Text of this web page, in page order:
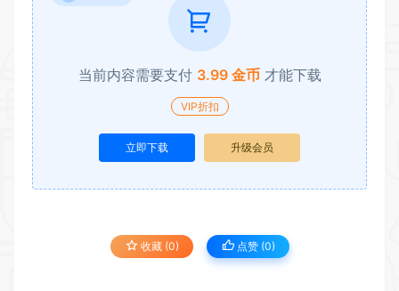
当前内容需要支付 3.99 金币 才能下载
VIP折扣
立即下载 升级会员
收藏 (0) 点赞 (0)